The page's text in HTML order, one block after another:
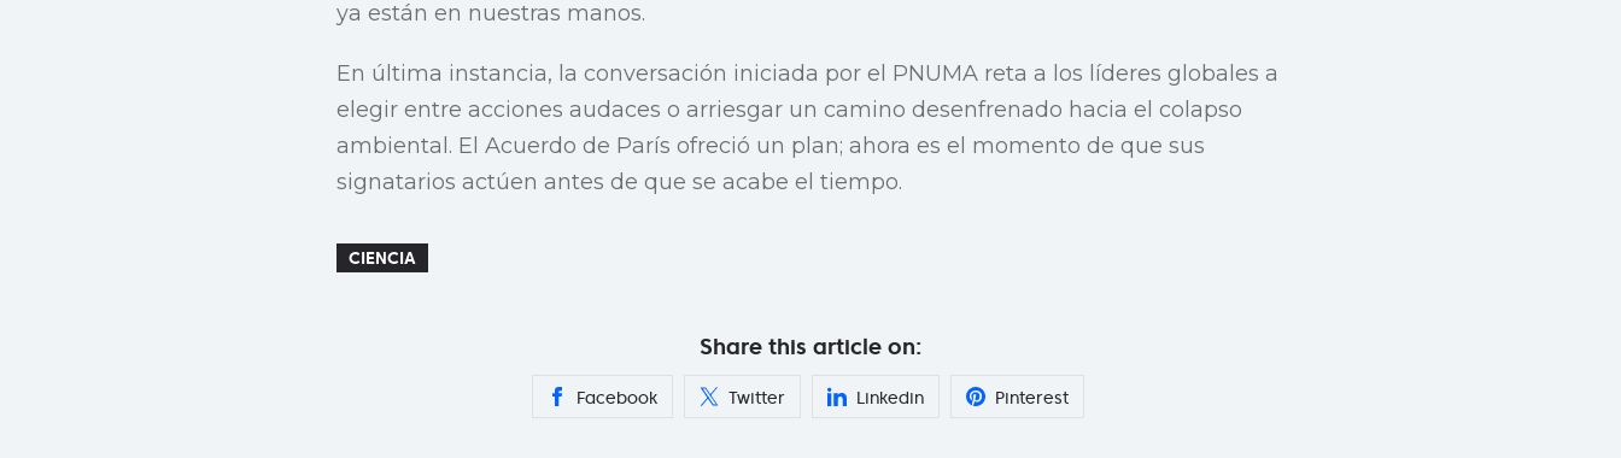
ya están en nuestras manos.
En última instancia, la conversación iniciada por el PNUMA reta a los líderes globales a
elegir entre acciones audaces o arriesgar un camino desenfrenado hacia el colapso
ambiental. El Acuerdo de París ofreció un plan; ahora es el momento de que sus
signatarios actúen antes de que se acabe el tiempo.
CIENCIA
Share this article on:
Facebook Twitter Linkedin Pinterest